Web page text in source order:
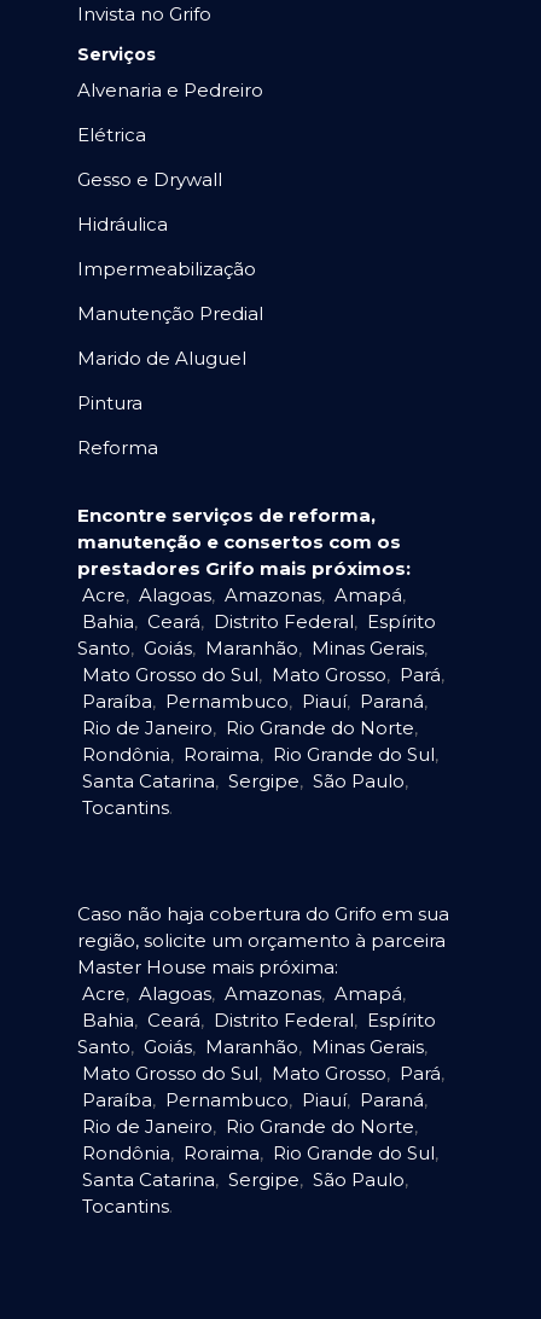
Invista no Grifo
Serviços
Alvenaria e Pedreiro
Elétrica
Gesso e Drywall
Hidráulica
Impermeabilização
Manutenção Predial
Marido de Aluguel
Pintura
Reforma
Encontre serviços de reforma,
manutenção e consertos com os
prestadores Grifo mais próximos:
Acre, Alagoas, Amazonas, Amapá,
Bahia, Ceará, Distrito Federal, Espírito
Santo, Goiás, Maranhão, Minas Gerais,
Mato Grosso do Sul, Mato Grosso, Pará,
Paraíba, Pernambuco, Piauí, Paraná,
Rio de Janeiro, Rio Grande do Norte,
Rondônia, Roraima, Rio Grande do Sul,
Santa Catarina, Sergipe, São Paulo,
Tocantins.
Caso não haja cobertura do Grifo em sua
região, solicite um orçamento à parceira
Master House mais próxima:
Acre, Alagoas, Amazonas, Amapá,
Bahia, Ceará, Distrito Federal, Espírito
Santo, Goiás, Maranhão, Minas Gerais,
Mato Grosso do Sul, Mato Grosso, Pará,
Paraíba, Pernambuco, Piauí, Paraná,
Rio de Janeiro, Rio Grande do Norte,
Rondônia, Roraima, Rio Grande do Sul,
Santa Catarina, Sergipe, São Paulo,
Tocantins.